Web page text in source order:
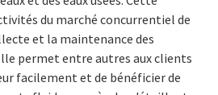
du marché concurrentiel de
et la maintenance des
permet entre autres aux clients
facilement et de bénéficier de